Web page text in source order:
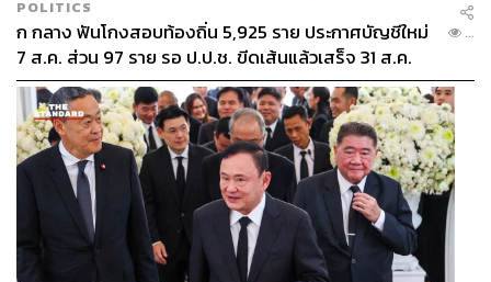
POLITICS
ก กลาง ฟันโกงสอบท้องถิ่น 5,925 ราย ประกาศบัญชีใหม่
7 ส.ค. ส่วน 97 ราย รอ ป.ป.ช. ขีดเส้นแล้วเสร็จ 31 ส.ค.
...